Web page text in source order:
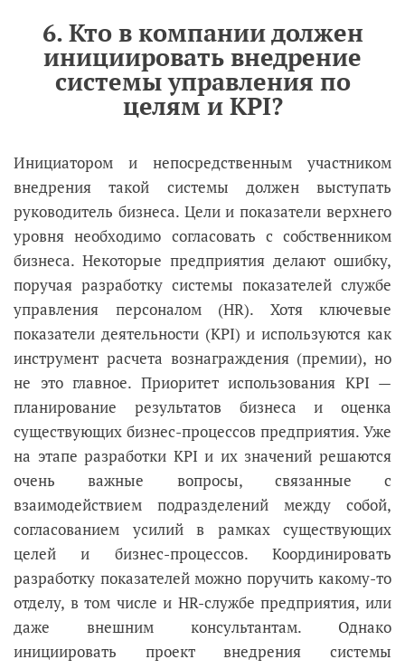
6. Кто в компании должен
инициировать внедрение
системы управления по
целям и KPI?
Инициатором и непосредственным участником
внедрения такой системы должен выступать
руководитель бизнеса. Цели и показатели верхнего
уровня необходимо согласовать с собственником
бизнеса. Некоторые предприятия делают ошибку,
поручая разработку системы показателей службе
управления персоналом (HR). Хотя ключевые
показатели деятельности (KPI) и используются как
инструмент расчета вознаграждения (премии), но
не это главное. Приоритет использования KPI —
планирование результатов бизнеса и оценка
существующих бизнес-процессов предприятия. Уже
на этапе разработки KPI и их значений решаются
очень важные вопросы, связанные с
взаимодействием подразделений между собой,
согласованием усилий в рамках существующих
целей и бизнес-процессов. Координировать
разработку показателей можно поручить какому-то
отделу, в том числе и HR-службе предприятия, или
даже внешним консультантам. Однако
инициировать проект внедрения системы